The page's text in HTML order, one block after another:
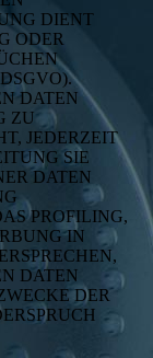
DIENT
ODER
DATEN
ZU
JEDERZEIT
SIE
DATEN
PROFILING,
IN
DATEN
DER